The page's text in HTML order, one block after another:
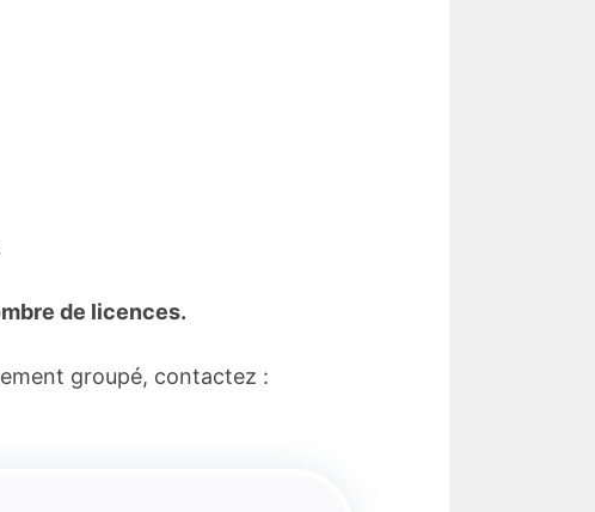
de licences.
groupé, contactez :